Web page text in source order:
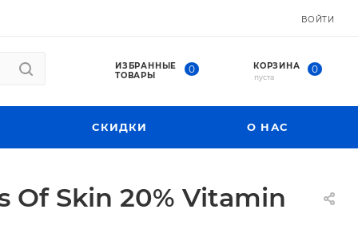
ВОЙТИ
ИЗБРАННЫЕ
ТОВАРЫ
0 КОРЗИНА 0
пуста
СКИДКИ О НАС
Of Skin 20% Vitamin